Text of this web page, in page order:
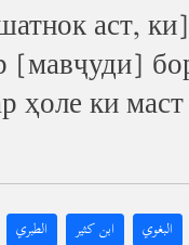
аст,
ки
البغوي ابن كثير الطبري